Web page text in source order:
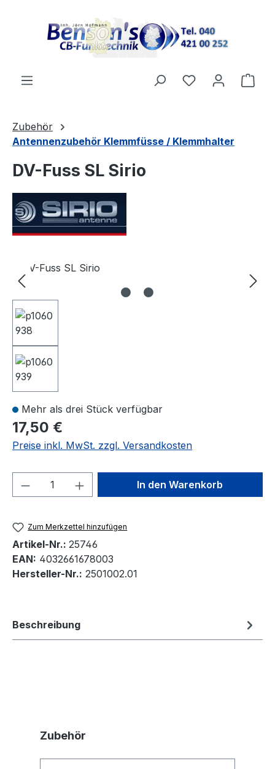
Zubehör
Antennenzubehör Klemmfüsse / Klemmhalter
DV-Fuss SL Sirio
Bildergalerie überspringen
Mehr als drei Stück verfügbar
17,50 €
Preise inkl. MwSt. zzgl. Versandkosten
Produkt Anzahl: Gib denIn den Warenkorb
Zum Merkzettel hinzufügen
Artikel-Nr.: 25746
EAN: 4032661678003
Hersteller-Nr.: 2501002.01
Beschreibung
Produktgalerie überspringen
Zubehör